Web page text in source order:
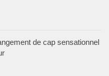
de cap sensationnel